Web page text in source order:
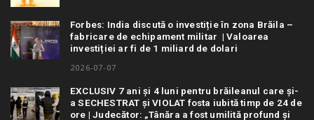
Forbes: India discută o investiție în zona Brăila –
fabricare de echipament militar | Valoarea
investiției ar fi de 1 miliard de dolari
2026-07-07
EXCLUSIV 7 ani și 4 luni pentru brăileanul care și-
a SECHESTRAT și VIOLAT fosta iubită timp de 24 de
ore | Judecător: „Tânăra a fost umilită profund și